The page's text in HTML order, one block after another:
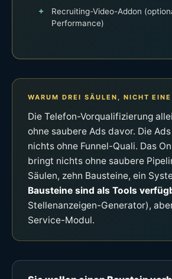
Recruiting-Video-Addon
Performance)
WARUM DREI SÄULEN, NICHT EINE
Die Telefon-Vorqualifizierung
ohne saubere Ads davor. Die
nichts ohne Funnel-Quali. Das
bringt nichts ohne saubere
Säulen, zehn Bausteine, ein
Bausteine sind als Tools
Stellenanzeigen-Generator),
Service-Modul.